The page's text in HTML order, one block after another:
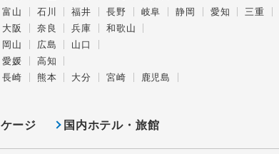
富山 石川 福井 長野 岐阜 静岡 愛知
三重
大阪 奈良 兵庫
和歌山
岡山 広島
山口
愛媛
高知
長崎 熊本 大分 宮崎
鹿児島
ージ 国内ホテル・旅館